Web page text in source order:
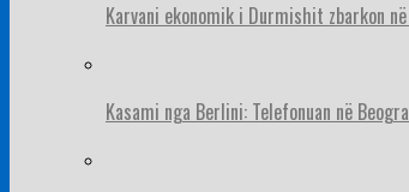
Karvani ekonomik i Durmishit zbarkon
Kasami nga Berlini: Telefonuan në